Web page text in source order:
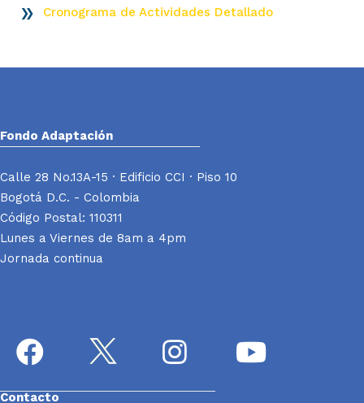
Cronograma de Actividades Detallado
Fondo Adaptación
Calle 28 No.13A-15 · Edificio CCI · Piso 10
Bogotá D.C. - Colombia
Código Postal: 110311
Lunes a Viernes de 8am a 4pm
Jornada continua
Contacto